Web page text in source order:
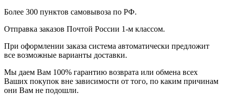
Более 300 пунктов самовывоза по РФ.
Отправка заказов Почтой России 1-м классом.
При оформлении заказа система автоматически предложит
все возможные варианты доставки.
Мы даем Вам 100% гарантию возврата или обмена всех
Ваших покупок вне зависимости от того, по каким причинам
они Вам не подошли.